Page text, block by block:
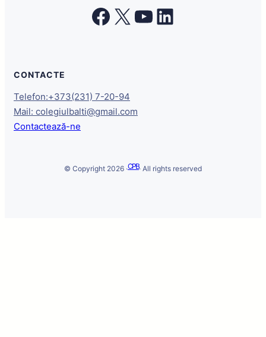
Facebook X YouTube LinkedIn
CONTACTE
Telefon:+373(231) 7-20-94
Mail: colegiulbalti@gmail.com
Contactează-ne
© Copyright 2026 ·CPB· All rights reserved